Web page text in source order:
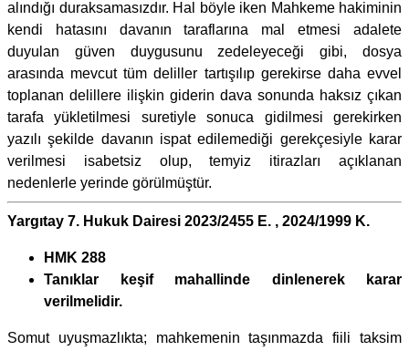
alındığı duraksamasızdır. Hal böyle iken Mahkeme hakiminin
kendi hatasını davanın taraflarına mal etmesi adalete
duyulan güven duygusunu zedeleyeceği gibi, dosya
arasında mevcut tüm deliller tartışılıp gerekirse daha evvel
toplanan delillere ilişkin giderin dava sonunda haksız çıkan
tarafa yükletilmesi suretiyle sonuca gidilmesi gerekirken
yazılı şekilde davanın ispat edilemediği gerekçesiyle karar
verilmesi isabetsiz olup, temyiz itirazları açıklanan
nedenlerle yerinde görülmüştür.
Yargıtay 7. Hukuk Dairesi 2023/2455 E. , 2024/1999 K.
HMK 288
Tanıklar keşif mahallinde dinlenerek karar
verilmelidir.
Somut uyuşmazlıkta; mahkemenin taşınmazda fiili taksim